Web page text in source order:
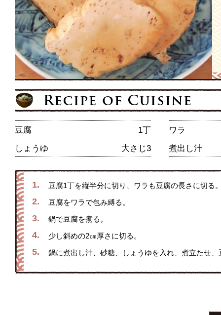
豆腐 1丁
ワラ
しょうゆ
大さじ3 煮出し汁
1. 豆腐1丁を縦半分に切り、ワラも豆腐の長さに切る
2. 豆腐をワラで包み縛る。
3. 鍋で豆腐を煮る。
4. 少し斜めの2㎝厚さに切る。
5. 鍋に煮出し汁、砂糖、しょうゆを入れ、煮立たせ